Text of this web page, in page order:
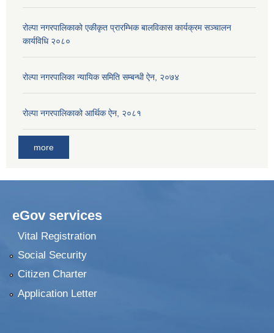
रोल्पा नगरपालिकाको एकीकृत प्रारम्भिक बालविकास कार्यक्रम सञ्चालन
कार्यविधि २०८०
रोल्पा नगरपालिका न्यायिक समिति सम्बन्धी ऐन, २०७४
रोल्पा नगरपालिकाको आर्थिक ऐन, २०८१
more
eGov services
Vital Registration
Social Security
Citizen Charter
Application Letter